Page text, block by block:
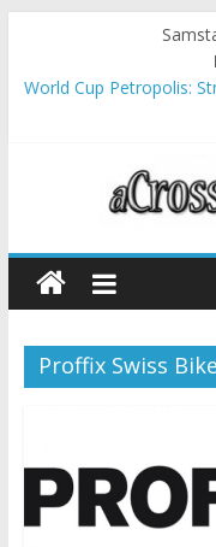
World Cup Petropolis:
Krumbach und
Supercup Massi
Halbzeit beim
Chelva: Schweizer
Proffix Swiss